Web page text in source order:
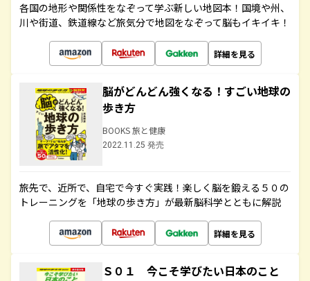
各国の地形や関係性をなぞって学ぶ新しい地図本！国境や州、
川や街道、鉄道線など旅気分で地図をなぞって脳もイキイキ！
詳細を見る
脳がどんどん強くなる！すごい地球の
歩き方
BOOKS 旅と健康
2022.11.25 発売
旅先で、近所で、自宅で今すぐ実践！楽しく脳を鍛える５０の
トレーニングを「地球の歩き方」が最新脳科学とともに解説
詳細を見る
Ｓ０１ 今こそ学びたい日本のこと